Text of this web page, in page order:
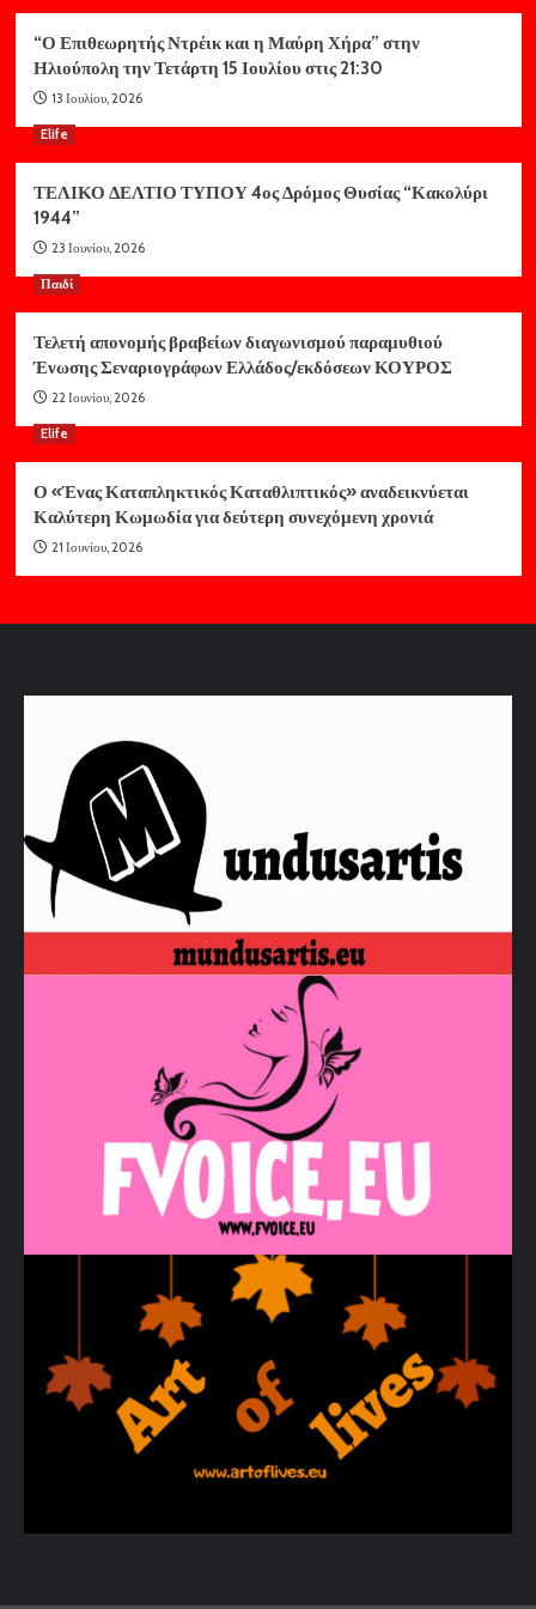
“Ο Επιθεωρητής Ντρέικ και η Μαύρη Χήρα” στην
Ηλιούπολη την Τετάρτη 15 Ιουλίου στις 21:30
13 Ιουλίου, 2026
Elife
ΤΕΛΙΚΟ ΔΕΛΤΙΟ ΤΥΠΟΥ 4ος Δρόμος Θυσίας “Κακολύρι
1944”
23 Ιουνίου, 2026
Παιδί
Τελετή απονομής βραβείων διαγωνισμού παραμυθιού
Ένωσης Σεναριογράφων Ελλάδος/εκδόσεων ΚΟΥΡΟΣ
22 Ιουνίου, 2026
Elife
Ο «Ένας Καταπληκτικός Καταθλιπτικός» αναδεικνύεται
Καλύτερη Κωμωδία για δεύτερη συνεχόμενη χρονιά
21 Ιουνίου, 2026